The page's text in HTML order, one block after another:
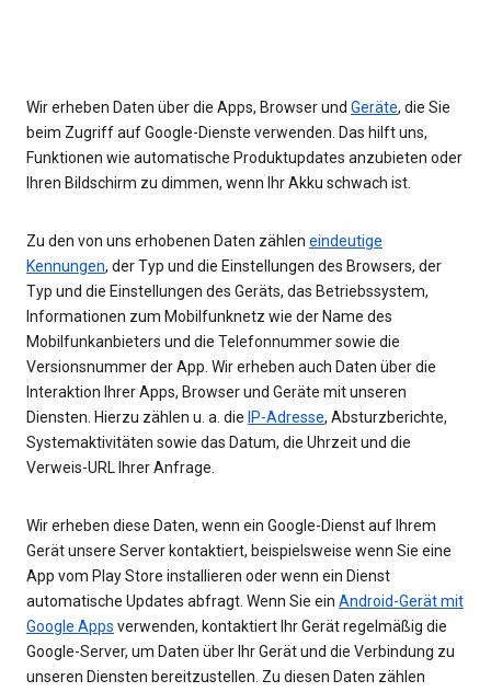
Wir erheben Daten über die Apps, Browser und Geräte, die Sie
beim Zugriff auf Google-Dienste verwenden. Das hilft uns,
Funktionen wie automatische Produktupdates anzubieten oder
Ihren Bildschirm zu dimmen, wenn Ihr Akku schwach ist.
Zu den von uns erhobenen Daten zählen eindeutige
Kennungen, der Typ und die Einstellungen des Browsers, der
Typ und die Einstellungen des Geräts, das Betriebssystem,
Informationen zum Mobilfunknetz wie der Name des
Mobilfunkanbieters und die Telefonnummer sowie die
Versionsnummer der App. Wir erheben auch Daten über die
Interaktion Ihrer Apps, Browser und Geräte mit unseren
Diensten. Hierzu zählen u. a. die IP-Adresse, Absturzberichte,
Systemaktivitäten sowie das Datum, die Uhrzeit und die
Verweis-URL Ihrer Anfrage.
Wir erheben diese Daten, wenn ein Google-Dienst auf Ihrem
Gerät unsere Server kontaktiert, beispielsweise wenn Sie eine
App vom Play Store installieren oder wenn ein Dienst
automatische Updates abfragt. Wenn Sie ein Android-Gerät mit
Google Apps verwenden, kontaktiert Ihr Gerät regelmäßig die
Google-Server, um Daten über Ihr Gerät und die Verbindung zu
unseren Diensten bereitzustellen. Zu diesen Daten zählen